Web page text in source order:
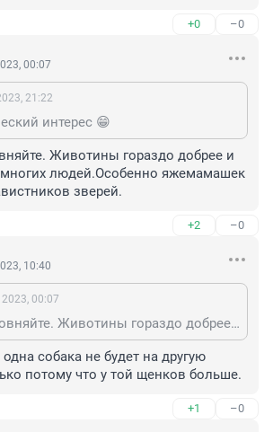
+0 –0
00:07
21:22
интерес 😁
Животины гораздо добрее и
людей.Особенно яжемамашек
зверей.
+2 –0
10:40
00:07
По себе не ровняйте. Животины гораздо добрее и милосерднее многих людей.Особенно яжемамашек и прочих ненавистников зверей.
собака не будет на другую
потому что у той щенков больше.
+1 –0